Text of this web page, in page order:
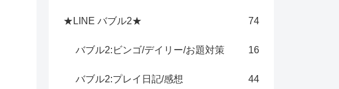
★LINE バブル2★ 74
バブル2:ビンゴ/デイリー/お題対策 16
バブル2:プレイ日記/感想 44